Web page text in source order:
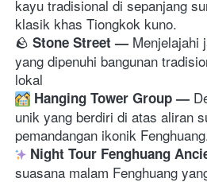
kayu tradisional di sepanjang
klasik khas Tiongkok kuno.
🪨 Stone Street — Menjelajahi
yang dipenuhi bangunan
lokal
Hanging Tower Group —
unik yang berdiri di atas aliran
pemandangan ikonik
Night Tour Fenghuang
suasana malam Fenghuang